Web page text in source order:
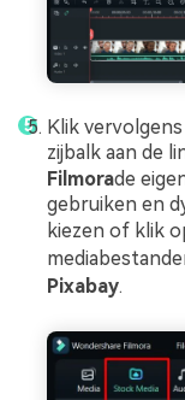
Klik
zijbalk aan de
Filmorade
gebruiken en
kiezen of klik
Pixabay.